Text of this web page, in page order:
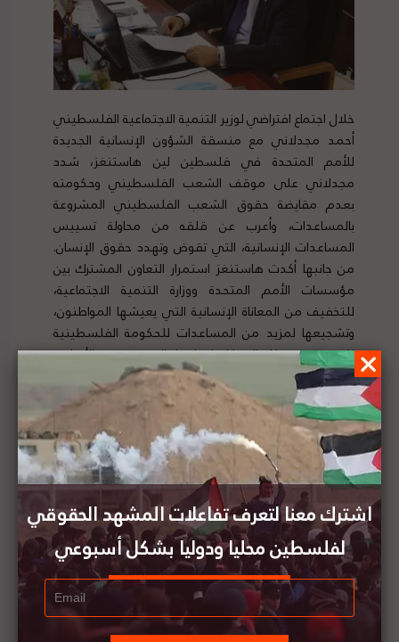
خلال اجتماع افتراضي لوزير التنمية الاجتماعية الفلسطيني
أحمد مجدلاني مع منسقة الشؤون الإنسانية الجديدة
للأمم المتحدة في فلسطين لين هاستنغز، شدد
مجدلاني على موقف الشعب الفلسطيني وحكومته
بعدم مقايضة حقوق الشعب الفلسطيني المشروعة
بالمساعدات، وأعرب عن قلقه من محاولة تسييس
المساعدات الإنسانية، التي تقوض وتهدد حقوق الإنسان.
من جانبها أكدت هاستنغز استمرار التعاون المشترك بين
مؤسسات الأمم المتحدة ووزارة التنمية الاجتماعية،
للتخفيف من المعاناة الإنسانية التي يعيشها المواطنون،
وتشجيعها لمزيد من المساعدات للحكومة الفلسطينية
للتخفيف من تلك المعاناة. لتفاصيل الخبر ومصدره الأصلي،
هنا
نائب رئيس الوزراء الفلسطيني يطالب الأمم المتحدة
بضرورة توفير الدعم اللازم للأونروا
'بتسليم' تندد بسياسة النقل القسريّ للسكّان
الفلسطينيّين والاستيلاء على أراضيهم
اشترك معنا لتعرف تفاعلات المشهد الحقوقي
لفلسطين محليا ودوليا بشكل أسبوعي